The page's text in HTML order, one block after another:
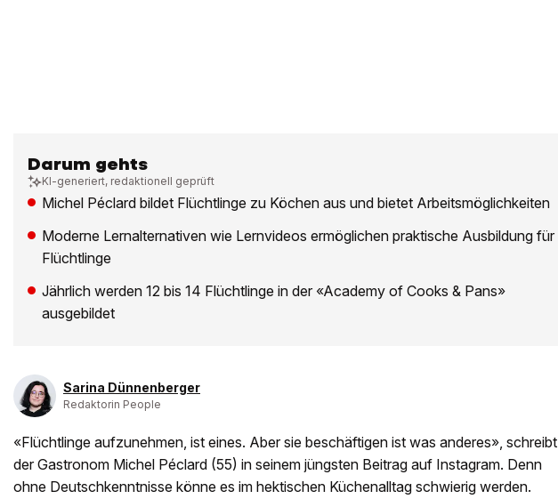
Darum gehts
KI-generiert, redaktionell geprüft
Michel Péclard bildet Flüchtlinge zu Köchen aus und bietet Arbeitsmöglichkeiten
Moderne Lernalternativen wie Lernvideos ermöglichen praktische Ausbildung für
Flüchtlinge
Jährlich werden 12 bis 14 Flüchtlinge in der «Academy of Cooks & Pans»
ausgebildet
Sarina Dünnenberger
Redaktorin People
«Flüchtlinge aufzunehmen, ist eines. Aber sie beschäftigen ist was anderes», schreibt
der Gastronom Michel Péclard (55) in seinem jüngsten Beitrag auf Instagram. Denn
ohne Deutschkenntnisse könne es im hektischen Küchenalltag schwierig werden.